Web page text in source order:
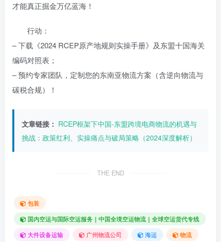
才能真正掘金万亿蓝海！
行动：
– 下载《2024 RCEP原产地规则实操手册》及东盟十国海关
编码对照表；
– 预约专家团队，定制您的东南亚物流方案（含逆向物流与
碳税合规）！
文章链接： RCEP框架下中国-东盟跨境电商物流的机遇与
挑战：政策红利、实操痛点与破局策略（2024深度解析）
THE END
包装
国内空运与国际空运服务｜中国全境空运物流｜全球空运货代专线
大件设备运输
广州物流公司 海运
物流